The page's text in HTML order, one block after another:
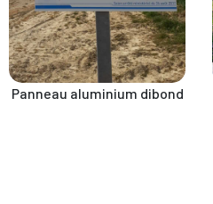
Panneau aluminium dibond